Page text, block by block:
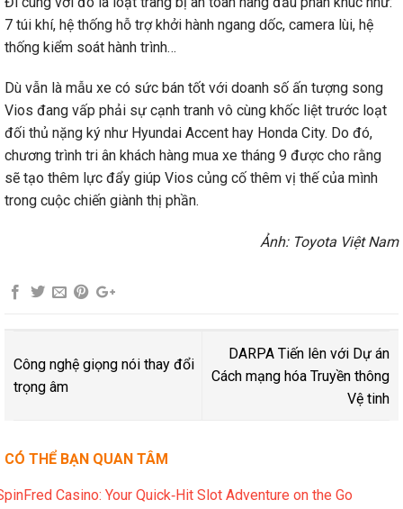
7 túi khí, hệ thống hỗ trợ khởi hành ngang dốc, camera lùi, hệ
thống kiểm soát hành trình…
Dù vẫn là mẫu xe có sức bán tốt với doanh số ấn tượng song
Vios đang vấp phải sự cạnh tranh vô cùng khốc liệt trước loạt
đối thủ nặng ký như Hyundai Accent hay Honda City. Do đó,
chương trình tri ân khách hàng mua xe tháng 9 được cho rằng
sẽ tạo thêm lực đẩy giúp Vios củng cố thêm vị thế của mình
trong cuộc chiến giành thị phần.
Ảnh: Toyota Việt Nam
Công nghệ giọng nói thay đổi
trọng âm
DARPA Tiến lên với Dự án
Cách mạng hóa Truyền thông
Vệ tinh
CÓ THỂ BẠN QUAN TÂM
Casino: Your Quick‑Hit Slot Adventure on the Go